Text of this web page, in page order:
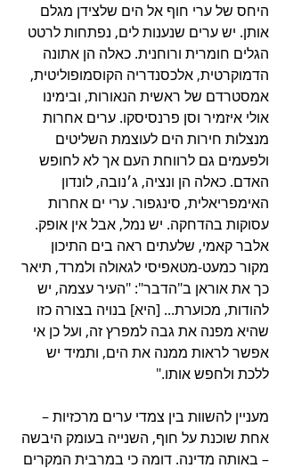
היחס של ערי חוף אל הים שלצידן מגלם
אותן. יש ערים שנענות לים, נפתחות לרטט
הגלים חומרית ורוחנית. כאלה הן אתונה
הדמוקרטית, אלכסנדריה הקוסמופוליטית,
אמסטרדם של ראשית הנאורות, ובימינו
אולי איזמיר וסן פרנסיסקו. ערים אחרות
מנצלות חירות הים לעוצמת השליטים
ולפעמים גם לרווחת העם אך לא לחופש
האדם. כאלה הן ונציה, ג׳נובה, לונדון
האימפריאלית, סינגפור. ערי ים אחרות
עסוקות בהדחקה. יש נמל, אבל אין אופק.
אלבר קאמי, שלעתים ראה בים התיכון
מקור כמעט-מטאפיסי לגאולה ולמרד, תיאר
כך את אוראן ב"הדבר": "העיר עצמה, יש
להודות, מכוערת... [היא] בנויה בצורה כזו
שהיא מפנה את גבה למפרץ זה, ועל כן אי
אפשר לראות ממנה את הים, ותמיד יש
ללכת ולחפש אותו."
מעניין להשוות בין צמדי ערים מרכזיות –
אחת שוכנת על חוף, השנייה בעומק היבשה
– באותה מדינה. דומה כי במרבית המקרים